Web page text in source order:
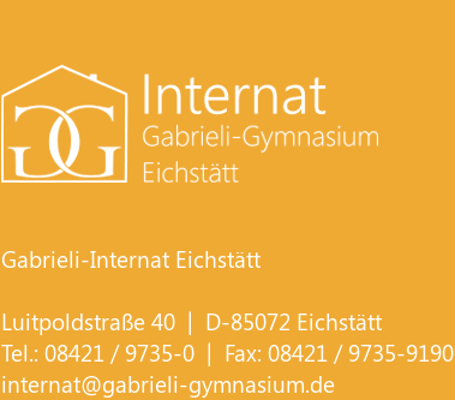
Gabrieli-Internat Eichstätt
Luitpoldstraße 40 | D-85072 Eichstätt
Tel.:08421 / 9735-0 | Fax:08421 / 9735-9190
internat@gabrieli-gymnasium.de